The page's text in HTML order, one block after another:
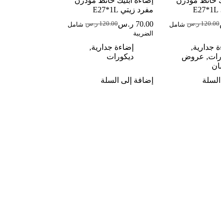
120.00 ر.س
120.00 ر.س.
70.00 ر.س.
شامل
جدارية,
, عروض
مفرد زيتي E27*1L
120.00 ر.س السعر
هو:
120.00 ر.س.
70.00 ر.سالسعر
هو:
70.00 ر.س.
شامل
الضريبة
إضاءة جدارية,
ديكورات
إضافة إلى السلة